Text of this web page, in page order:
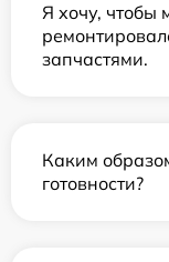
Я хочу, чтобы
запчастями.
Каким
готовности?